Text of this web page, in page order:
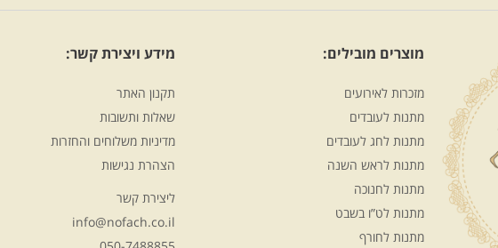
מוצרים מובילים:
מזכרות לאירועים
מתנות לעובדים
מתנות לחג לעובדים
מתנות לראש השנה
מתנות לחנוכה
מתנות לט”ו בשבט
מתנות לחורף
מידע ויצירת קשר:
תקנון האתר
שאלות ותשובות
מדיניות משלוחים והחזרות
הצהרת נגישות
ליצירת קשר
info@nofach.co.il